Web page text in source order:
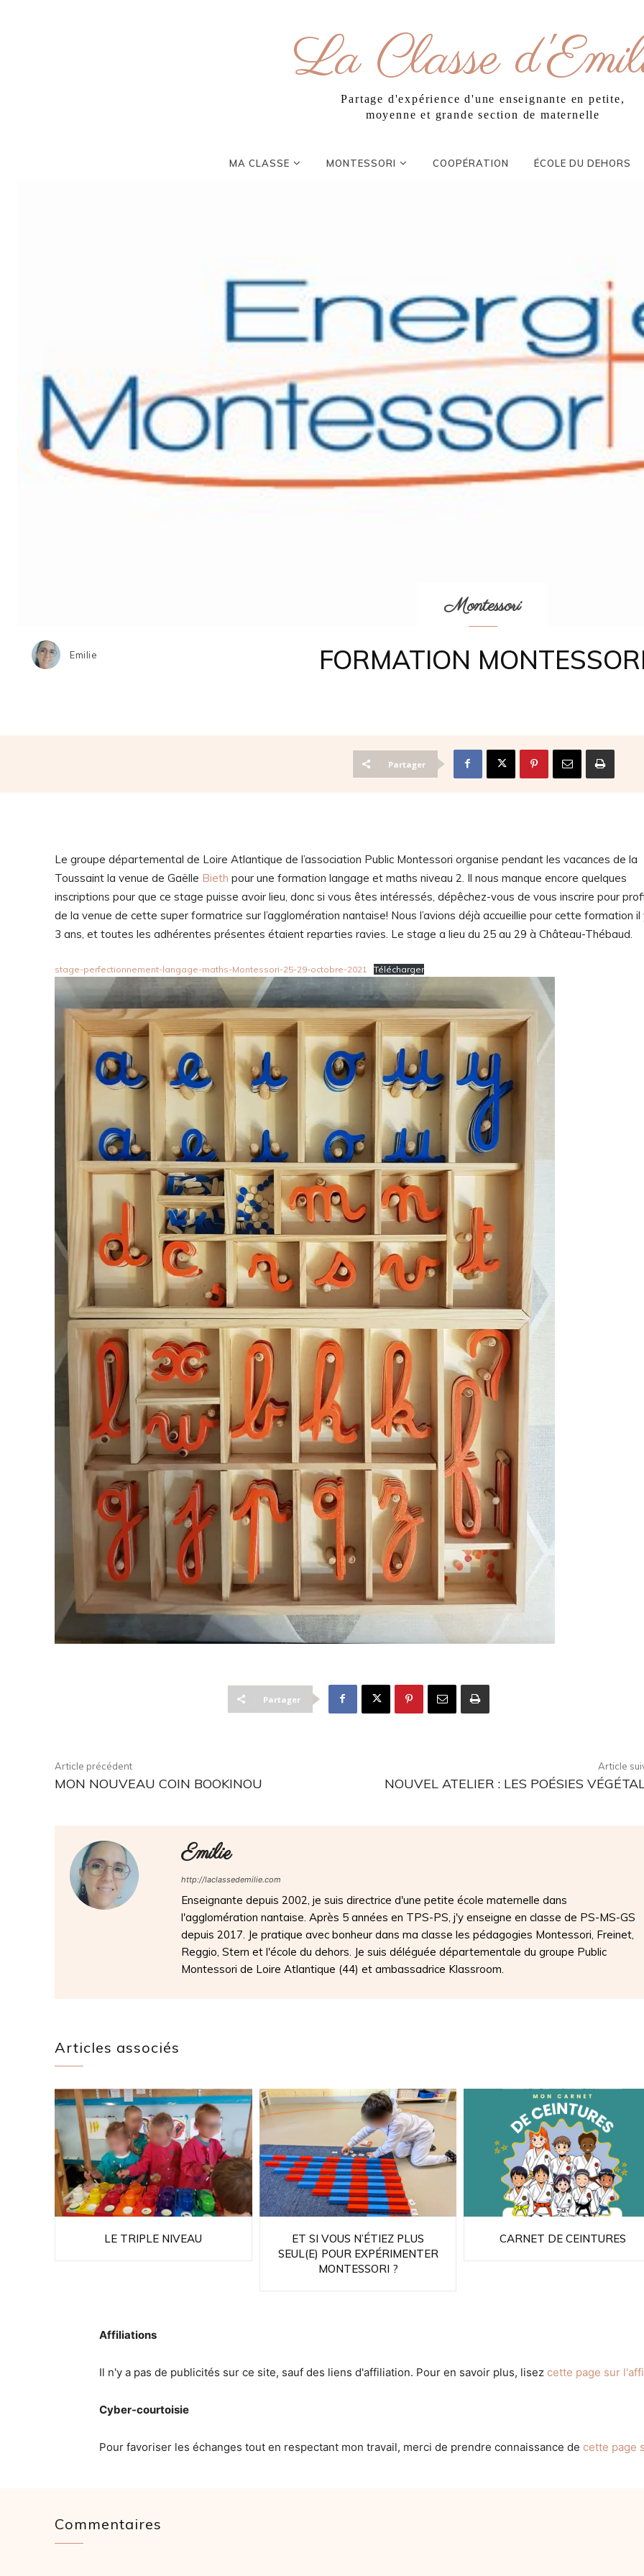
La Classe
Partage d'expérience d'une enseignante en petite,
moyenne et grande section de maternelle
MA CLASSE MONTESSORI COOPÉRATION ÉCOLE DU DEHORS
Emilie
Montessori
FORMATION
Partager
Le groupe départemental de Loire Atlantique de l’association Public Montessori organise pendant les vacances de la
Toussaint la venue de Gaëlle Bieth pour une formation langage et maths niveau 2. Il nous manque encore quelques
inscriptions pour que ce stage puisse avoir lieu, donc si vous êtes intéressés, dépêchez-vous de vous inscrire pour
de la venue de cette super formatrice sur l’agglomération nantaise! Nous l’avions déjà accueillie pour cette formation il
3 ans, et toutes les adhérentes présentes étaient reparties ravies. Le stage a lieu du 25 au 29 à Château-Thébaud.
stage-perfectionnement-langage-maths-Montessori-25-29-octobre-2021 Télécharger
Partager
Article précédent
MON NOUVEAU COIN BOOKINOU
Article
NOUVEL ATELIER : LES POÉSIES
Emilie
http://laclassedemilie.com
Enseignante depuis 2002, je suis directrice d'une petite école maternelle dans
l'agglomération nantaise. Après 5 années en TPS-PS, j'y enseigne en classe de PS-MS-GS
depuis 2017. Je pratique avec bonheur dans ma classe les pédagogies Montessori, Freinet,
Reggio, Stern et l'école du dehors. Je suis déléguée départementale du groupe Public
Montessori de Loire Atlantique (44) et ambassadrice Klassroom.
Articles associés
LE TRIPLE NIVEAU
ET SI VOUS N’ÉTIEZ PLUS
SEUL(E) POUR EXPÉRIMENTER
MONTESSORI ?
CARNET DE CEINTURES
Affiliations
Il n'y a pas de publicités sur ce site, sauf des liens d'affiliation. Pour en savoir plus, lisez cette page sur
Cyber-courtoisie
Pour favoriser les échanges tout en respectant mon travail, merci de prendre connaissance de cette page
Commentaires